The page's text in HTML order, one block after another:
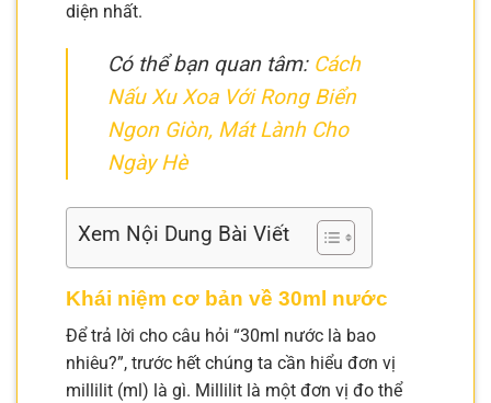
diện nhất.
Có thể bạn quan tâm: Cách
Nấu Xu Xoa Với Rong Biển
Ngon Giòn, Mát Lành Cho
Ngày Hè
Xem Nội Dung Bài Viết
Khái niệm cơ bản về 30ml nước
Để trả lời cho câu hỏi “30ml nước là bao
nhiêu?”, trước hết chúng ta cần hiểu đơn vị
millilit (ml) là gì. Millilit là một đơn vị đo thể